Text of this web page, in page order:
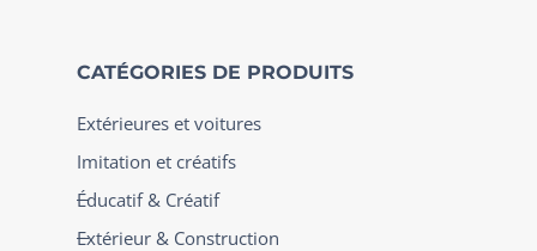
CATÉGORIES DE PRODUITS
Extérieures et voitures
Imitation et créatifs
Éducatif & Créatif
Extérieur & Construction